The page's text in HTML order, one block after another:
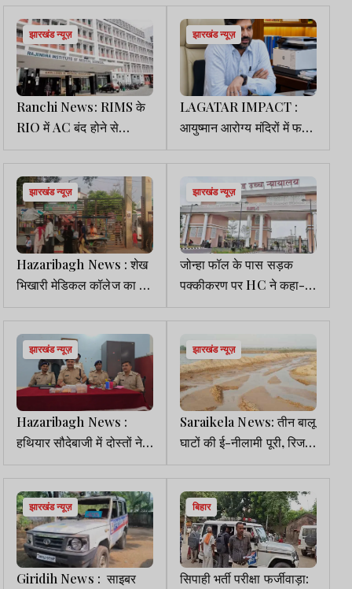
मोरहाबादी
CFT बालू लदे दो मिनी ट्रक
जब्त
झारखंड न्यूज़
Ranchi News: RIMS के
RIO में AC बंद होने से
ऑपरेशन रूका, एजेंसी पर होगी
FIR
झारखंड न्यूज़
LAGATAR IMPACT :
आयुष्मान आरोग्य मंदिरों में फर्जी
प्रसव आंकड़ों पर जामताड़ा
DC ने सीएस को लगाई
फटकार
झारखंड न्यूज़
Hazaribagh News : शेख
भिखारी मेडिकल कॉलेज का मेन
गेट बंद करने से मरीज व
परिजन परेशान
झारखंड न्यूज़
जोन्हा फॉल के पास सड़क
पक्कीकरण पर HC ने कहा-
प्रस्तावित प्लान पर जल्द
NOC दे रेलवे
झारखंड न्यूज़
Hazaribagh News :
हथियार सौदेबाजी में दोस्तों ने
प्रमोद की हत्या कर शव बालू में
गाड़ा, दो गिरफ्तार
झारखंड न्यूज़
Saraikela News: तीन बालू
घाटों की ई-नीलामी पूरी, रिजर्व
प्राइस से करीब दोगुना मिला
राजस्व
झारखंड न्यूज़
Giridih News : साइबर
बिहार
सिपाही भर्ती परीक्षा फर्जीवाड़ा: